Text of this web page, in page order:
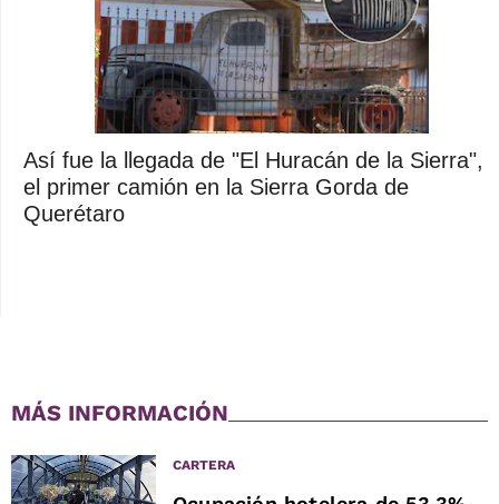
Así fue la llegada de "El Huracán de la Sierra",
el primer camión en la Sierra Gorda de
Querétaro
MÁS INFORMACIÓN
CARTERA